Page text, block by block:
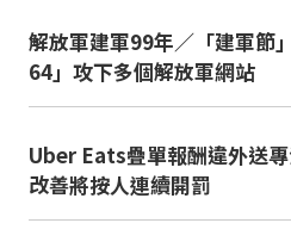
解放軍建軍99年／「建軍節
64」攻下多個解放軍網站
Uber Eats疊單報酬違外送
改善將按人連續開罰